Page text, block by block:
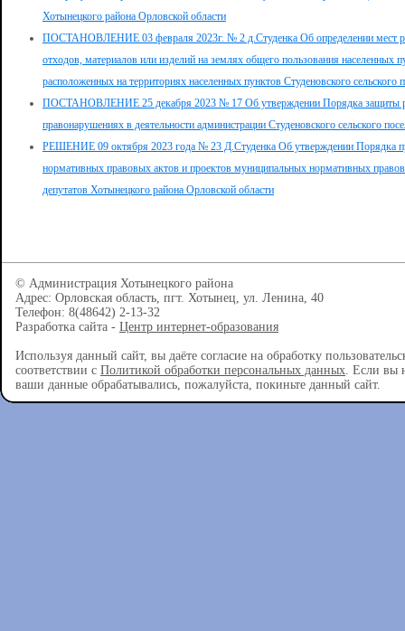
Хотынецкого района Орловской области
ПОСТАНОВЛЕНИЕ 03 февраля 2023г. № 2 д.Студенка Об определении мест
отходов, материалов или изделий на землях общего пользования населенных
расположенных на территориях населенных пунктов Студеновского
ПОСТАНОВЛЕНИЕ 25 декабря 2023 № 17 Об утверждении Порядка защиты
правонарушениях в деятельности администрации Студеновского сельского
РЕШЕНИЕ 09 октября 2023 года № 23 Д.Студенка Об утверждении Порядка
нормативных правовых актов и проектов муниципальных нормативных
депутатов Хотынецкого района Орловской области
© Администрация Хотынецкого района
Адрес: Орловская область, пгт. Хотынец, ул. Ленина, 40
Телефон: 8(48642) 2-13-32
Разработка сайта - Центр интернет-образования
Используя данный сайт, вы даёте согласие на обработку
соответствии с Политикой обработки персональных данных. Если вы
ваши данные обрабатывались, пожалуйста, покиньте данный сайт.